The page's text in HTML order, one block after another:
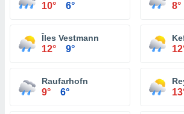
10° 6° 8°
Îles Vestmann
12° 9°
Raufarhofn
9° 6°